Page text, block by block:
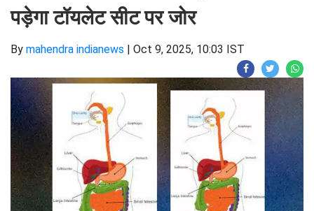
पड़ेगा टॉयलेट सीट पर जोर
By mahendra indianews | Oct 9, 2025, 10:03 IST